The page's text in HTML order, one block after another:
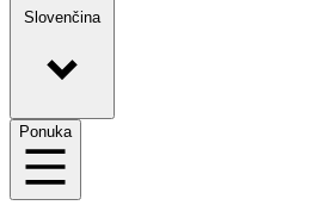
Slovenčina
Ponuka